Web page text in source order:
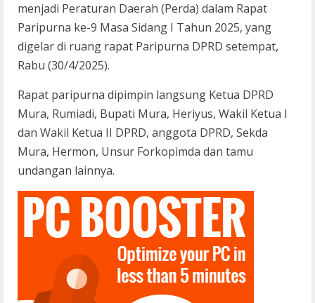
menjadi Peraturan Daerah (Perda) dalam Rapat
Paripurna ke-9 Masa Sidang I Tahun 2025, yang
digelar di ruang rapat Paripurna DPRD setempat,
Rabu (30/4/2025).
Rapat paripurna dipimpin langsung Ketua DPRD
Mura, Rumiadi, Bupati Mura, Heriyus, Wakil Ketua I
dan Wakil Ketua II DPRD, anggota DPRD, Sekda
Mura, Hermon, Unsur Forkopimda dan tamu
undangan lainnya.